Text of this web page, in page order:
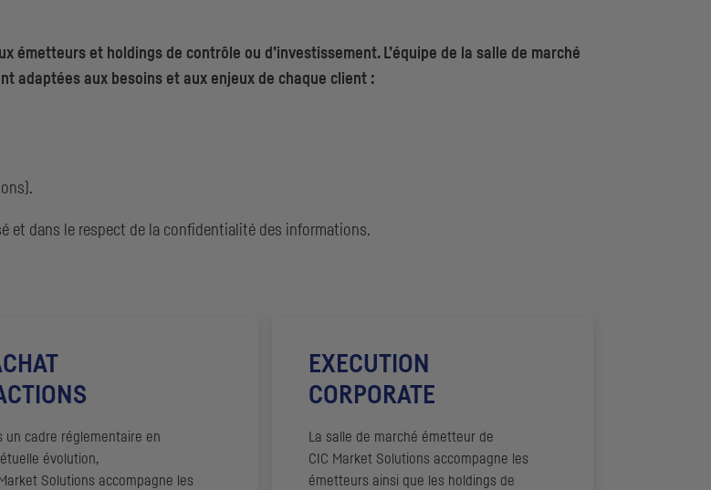
émetteurs et holdings de contrôle ou d’investissement. L’équipe de la salle de marché
adaptées aux besoins et aux enjeux de chaque client :
et dans le respect de la confidentialité des informations.
un cadre réglementaire en
évolution,
Market Solutions accompagne les
EXECUTION
CORPORATE
La salle de marché émetteur de
CIC Market Solutions accompagne les
émetteurs ainsi que les holdingsde